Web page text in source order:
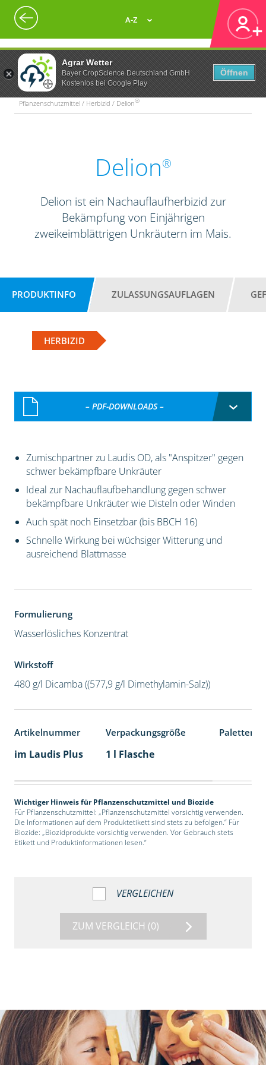
Agrar Wetter
Bayer CropScience Deutschland GmbH
Kostenlos bei Google Play
Öffnen
A-Z
Pflanzenschutzmittel / Herbizid / Delion®
Delion®
Delion ist ein Nachauflaufherbizid zur
Bekämpfung von Einjährigen
zweikeimblättrigen Unkräutern im Mais.
PRODUKTINFO ZULASSUNGSAUFLAGEN
HERBIZID
– PDF-DOWNLOADS –
Zumischpartner zu Laudis OD, als "Anspitzer" gegen
schwer bekämpfbare Unkräuter
Ideal zur Nachauflaufbehandlung gegen schwer
bekämpfbare Unkräuter wie Disteln oder Winden
Auch spät noch Einsetzbar (bis BBCH 16)
Schnelle Wirkung bei wüchsiger Witterung und
ausreichend Blattmasse
Formulierung
Wasserlösliches Konzentrat
Wirkstoff
480 g/l Dicamba ((577,9 g/l Dimethylamin-Salz))
Artikelnummer Verpackungsgröße
im Laudis Plus 1 l Flasche
Wichtiger Hinweis für Pflanzenschutzmittel und Biozide
Für Pflanzenschutzmittel: „Pflanzenschutzmittel vorsichtig verwenden.
Die Informationen auf dem Produktetikett sind stets zu befolgen.“ Für
Biozide: „Biozidprodukte vorsichtig verwenden. Vor Gebrauch stets
Etikett und Produktinformationen lesen.“
VERGLEICHEN
ZUM VERGLEICH (0)